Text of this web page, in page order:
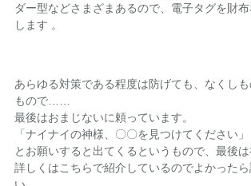
ダー型などさまざまあるので、電子タグを財
します 。
あらゆる対策である程度は防げても、なくし
もので……
最後はおまじないに頼っています。
「ナイナイの神様、〇〇を見つけてください」
とお願いすると出てくるというもので、最後は
詳しくはこちらで紹介しているのでよかった